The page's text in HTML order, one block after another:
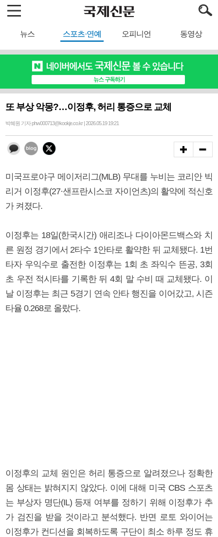
뉴스 스포츠·연예 오피니언 동영상
또 부상 악몽?…이정후, 허리 통증으로 교체
박혜원 기자 phw000713@kookje.co.kr | 2026.05.19 19:21
미국프로야구 메이저리그(MLB) 무대를 누비는 코리안 빅
리거 이정후(27·샌프란시스코 자이언츠)의 활약에 적신호
가 켜졌다.
이정후는 18일(한국시간) 애리조나 다이아몬드백스와 치
른 원정 경기에서 2타수 1안타로 활약한 뒤 교체됐다. 1번
타자 우익수로 출전한 이정후는 1회 초 좌익수 뜬공, 3회
초 우전 적시타를 기록한 뒤 4회 말 수비 때 교체됐다. 이
날 이정후는 최근 5경기 연속 안타 행진을 이어갔고, 시즌
타율 0.268로 올랐다.
이정후의 교체 원인은 허리 통증으로 알려졌으나 정확한
몸 상태는 밝혀지지 않았다. 이에 대해 미국 CBS 스포츠
는 부상자 명단(IL) 등재 여부를 정하기 위해 이정후가 추
가 검진을 받을 것이라고 분석했다. 반면 로토 와이어는
이정후가 컨디션을 회복하도록 구단이 최소 하루 정도 휴